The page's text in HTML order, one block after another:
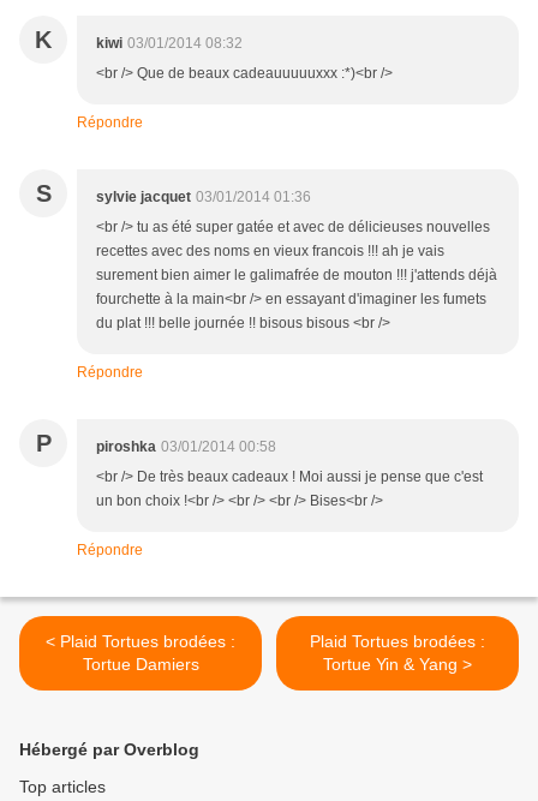
K kiwi 03/01/2014 08:32
<br /> Que de beaux cadeauuuuuxxx :*)<br />
Répondre
S sylvie jacquet 03/01/2014 01:36
<br /> tu as été super gatée et avec de délicieuses nouvelles
recettes avec des noms en vieux francois !!! ah je vais
surement bien aimer le galimafrée de mouton !!! j'attends déjà
fourchette à la main<br /> en essayant d'imaginer les fumets
du plat !!! belle journée !! bisous bisous <br />
Répondre
P piroshka 03/01/2014 00:58
<br /> De très beaux cadeaux ! Moi aussi je pense que c'est
un bon choix !<br /> <br /> <br /> Bises<br />
Répondre
< Plaid Tortues brodées :
Tortue Damiers
Plaid Tortues brodées :
Tortue Yin & Yang >
Hébergé par Overblog
Top articles